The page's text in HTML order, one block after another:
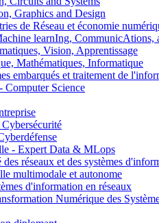
Graphics and Design
de Réseau et économie
learnIng, CommunicAtions,
Vision, Apprentissage
Mathématiques, Informatique
embarqués et traitement de
Science
- Expert Data & MLops
réseaux et des systèmes
multimodale et autonome
d'information en réseaux
Numérique des